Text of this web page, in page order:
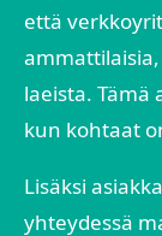
että
laeista.
kun kohtaat
Lisäksi
yhteydessä